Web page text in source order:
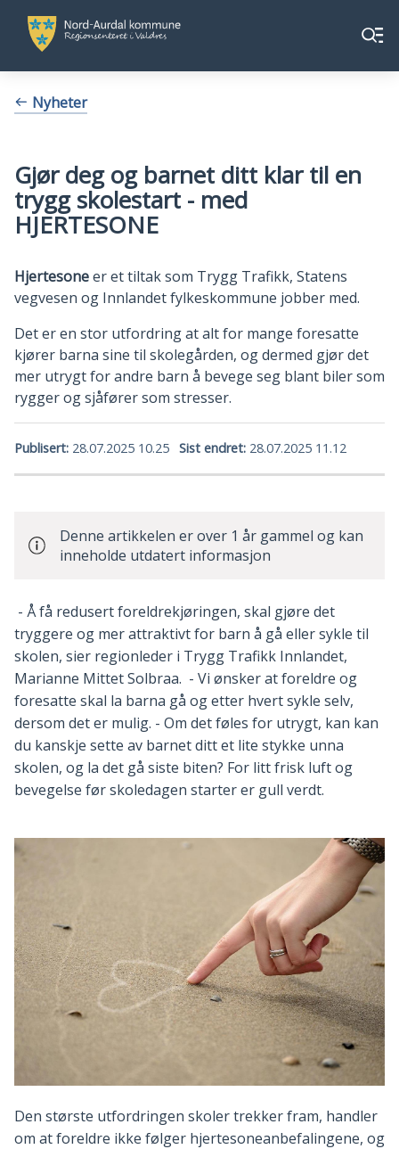
Nord-
Aurdal
kommune
Aurdal
Meny
Du Nyheter
Gjør deg og barnet ditt klar til en
trygg skolestart - med
HJERTESONE
Hjertesoneer et tiltak som Trygg Trafikk, Statens
vegvesen og Innlandet fylkeskommune jobber med.
Det er en stor utfordring at alt for mange foresatte
kjører barna sine til skolegården, og dermed gjør det
mer utrygt for andre barn å bevege seg blant biler som
rygger og sjåfører som stresser.
Publisert 28.07.2025 10.25 Sist endret 28.07.2025 11.12
Denne artikkelen er over 1 år gammel og kan
inneholde utdatert informasjon
- Å få redusert foreldrekjøringen, skal gjøre det
tryggere og mer attraktivt for barn å gå eller sykle til
skolen, sier regionleder i Trygg Trafikk Innlandet,
Marianne Mittet Solbraa. - Vi ønsker at foreldre og
foresatte skal la barna gå og etter hvert sykle selv,
dersom det er mulig. - Om det føles for utrygt, kan kan
du kanskje sette av barnet ditt et lite stykke unna
skolen, og la det gå siste biten? For litt frisk luft og
bevegelse før skoledagen starter er gull verdt.
Den største utfordringen skoler trekker fram, handler
om at foreldre ikke følger hjertesoneanbefalingene, og